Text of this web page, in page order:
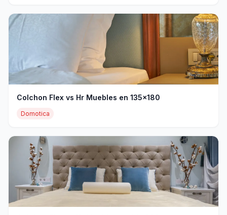
Colchon Flex vs Hr Muebles en 135x180
Domotica